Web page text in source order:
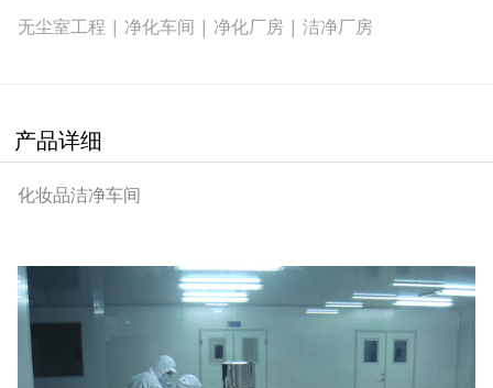
无尘室工程 | 净化车间 | 净化厂房 | 洁净厂房
产品详细
化妆品洁净车间